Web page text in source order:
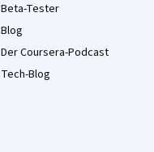
Beta-Tester
Blog
Der Coursera-Podcast
Tech-Blog